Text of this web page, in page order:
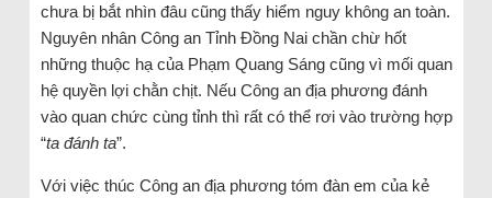
chưa bị bắt nhìn đâu cũng thấy hiểm nguy không an toàn.
Nguyên nhân Công an Tỉnh Đồng Nai chần chừ hốt
những thuộc hạ của Phạm Quang Sáng cũng vì mối quan
hệ quyền lợi chằn chịt. Nếu Công an địa phương đánh
vào quan chức cùng tỉnh thì rất có thể rơi vào trường hợp
“ta đánh ta”.
Với việc thúc Công an địa phương tóm đàn em của kẻ